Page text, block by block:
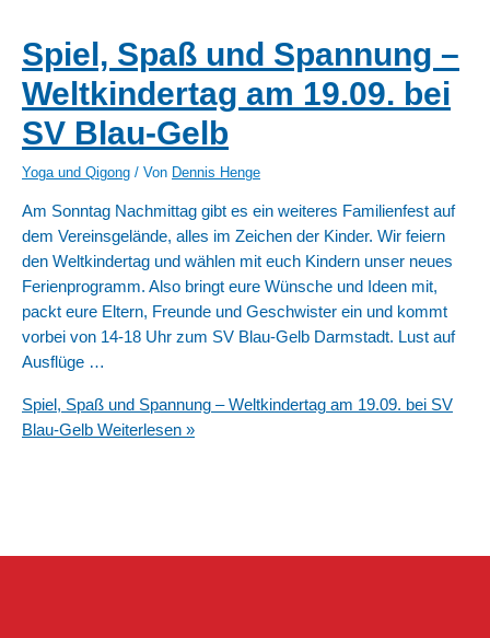
Spiel, Spaß und Spannung –
Weltkindertag am 19.09. bei
SV Blau-Gelb
Yoga und Qigong / Von Dennis Henge
Am Sonntag Nachmittag gibt es ein weiteres Familienfest auf
dem Vereinsgelände, alles im Zeichen der Kinder. Wir feiern
den Weltkindertag und wählen mit euch Kindern unser neues
Ferienprogramm. Also bringt eure Wünsche und Ideen mit,
packt eure Eltern, Freunde und Geschwister ein und kommt
vorbei von 14-18 Uhr zum SV Blau-Gelb Darmstadt. Lust auf
Ausflüge …
Spiel, Spaß und Spannung – Weltkindertag am 19.09. bei SV
Blau-Gelb Weiterlesen »